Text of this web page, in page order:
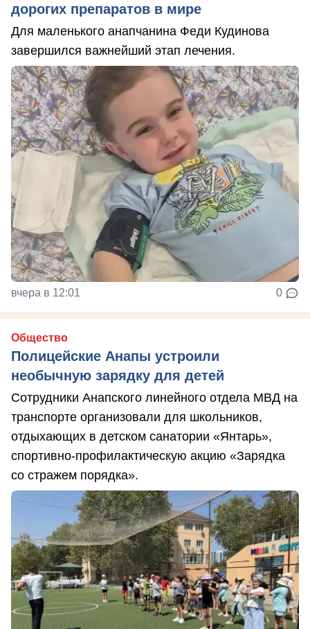
дорогих препаратов в мире
Для маленького анапчанина Феди Кудинова
завершился важнейший этап лечения.
вчера в 12:01 0
Общество
Полицейские Анапы устроили
необычную зарядку для детей
Сотрудники Анапского линейного отдела МВД на
транспорте организовали для школьников,
отдыхающих в детском санатории «Янтарь»,
спортивно-профилактическую акцию «Зарядка
со стражем порядка».